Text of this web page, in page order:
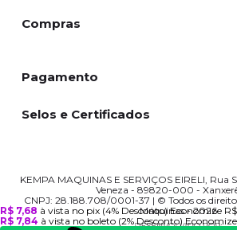
Compras
Pagamento
Selos e Certificados
KEMPA MAQUINAS E SERVIÇOS EIRELI,
Veneza - 89820-000 -
CNPJ: 28.188.708/0001-37 | © Todos os
Máquinas - 2026
R$ 7,68 à vista no pix (4% Desconto)Economize
R$ 7,84 à vista no boleto (2% Desconto)Economize